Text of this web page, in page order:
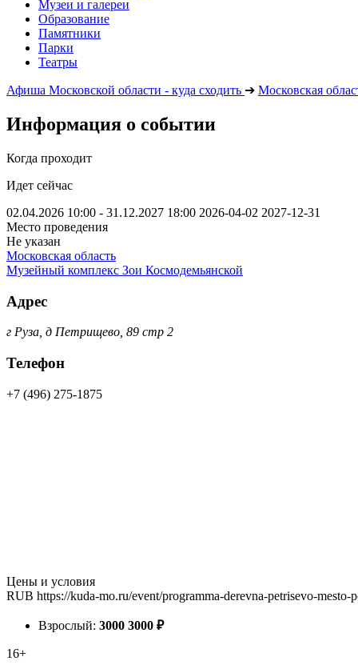
Музеи и галереи
Образование
Памятники
Парки
Театры
Афиша Московской области - куда сходить ➔ Московская
Информация о событии
Когда проходит
Идет сейчас
02.04.2026 10:00 - 31.12.2027 18:00 2026-04-02 2027-12-31
Место проведения
Не указан
Московская область
Музейный комплекс Зои Космодемьянской
Адрес
г Руза, д Петрищево, 89 стр 2
Телефон
+7 (496) 275-1875
Цены и условия
RUB https://kuda-mo.ru/event/programma-derevna-petrisevo-
Взрослый: 3000 3000 ₽
16+